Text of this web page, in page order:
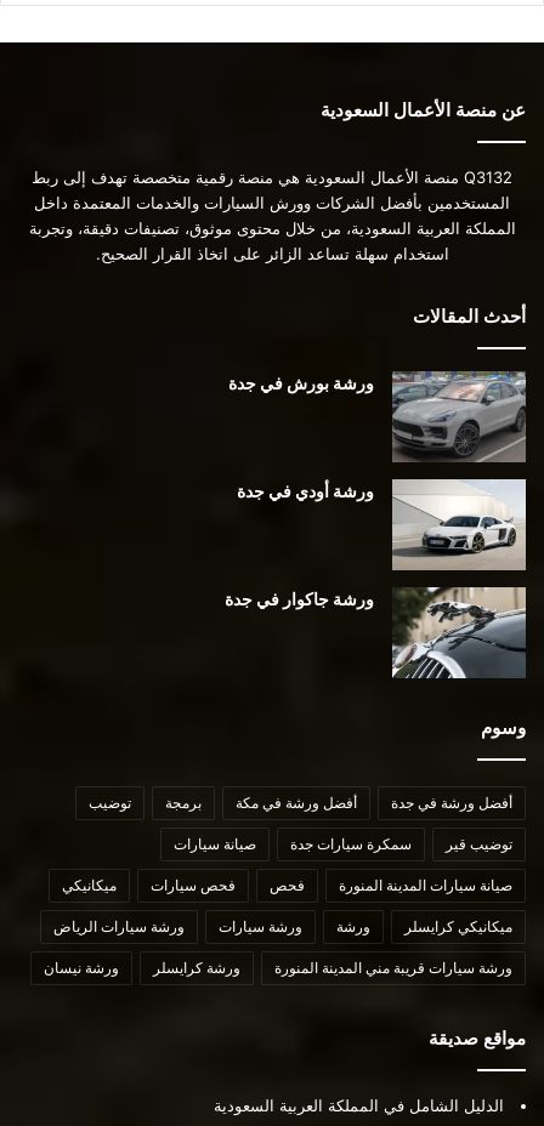
عن منصة الأعمال السعودية
Q3132 منصة الأعمال السعودية هي منصة رقمية متخصصة تهدف إلى ربط
المستخدمين بأفضل الشركات وورش السيارات والخدمات المعتمدة داخل
المملكة العربية السعودية، من خلال محتوى موثوق، تصنيفات دقيقة، وتجربة
استخدام سهلة تساعد الزائر على اتخاذ القرار الصحيح.
أحدث المقالات
ورشة بورش في جدة
ورشة أودي في جدة
ورشة جاكوار في جدة
وسوم
أفضل ورشة في جدة أفضل ورشة في مكة برمجة توضيب
توضيب قير سمكرة سيارات جدة صيانة سيارات
صيانة سيارات المدينة المنورة فحص فحص سيارات ميكانيكي
ميكانيكي كرايسلر ورشة ورشة سيارات ورشة سيارات الرياض
ورشة سيارات قريبة مني المدينة المنورة ورشة كرايسلر ورشة نيسان
مواقع صديقة
الدليل الشامل في المملكة العربية السعودية